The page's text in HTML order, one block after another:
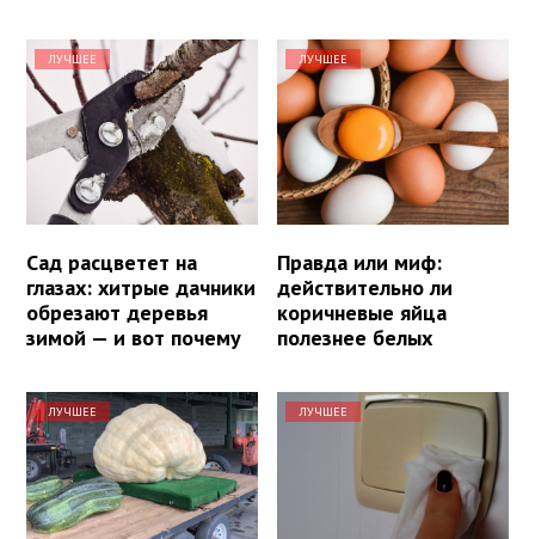
ЛУЧШЕЕ
Сад расцветет на
глазах: хитрые дачники
обрезают деревья
зимой — и вот почему
ЛУЧШЕЕ
Правда или миф:
действительно ли
коричневые яйца
полезнее белых
ЛУЧШЕЕ ЛУЧШЕЕ